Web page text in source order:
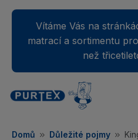
Vítáme Vás na
matrací a sortimentu
než
Váš nákupný košík
Domů Důležité pojmy